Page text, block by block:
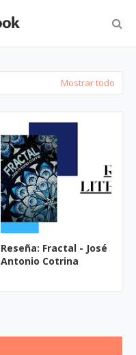
Mostrar todo
Reseña: Fractal - José
Antonio Cotrina